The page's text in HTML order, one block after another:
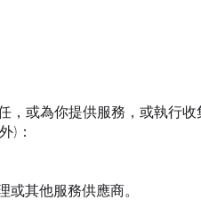
或為你提供服務，或執行
)：
其他服務供應商。